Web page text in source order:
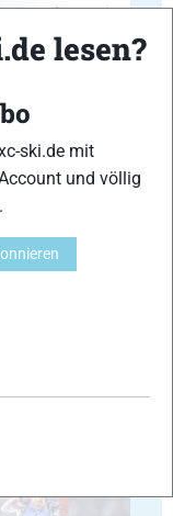
32
lesen?
ski.de mit
und völlig